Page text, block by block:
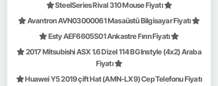
SteelSeries Rival 310 Mouse Fiyatı
Avantron AVN03000061 Masaüstü Bilgisayar Fiyatı
Esty AEF6605S01 Ankastre Fırın Fiyatı
2017 Mitsubishi ASX 1.6 Dizel 114 BG Instyle (4x2) Araba
Fiyatı
Huawei Y5 2019 çift Hat (AMN-LX9) Cep Telefonu Fiyatı